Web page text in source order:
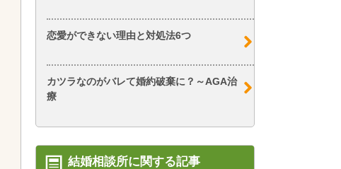
恋愛ができない理由と対処法6つ
カツラなのがバレて婚約破棄に？～AGA治
療
結婚相談所に関する記事